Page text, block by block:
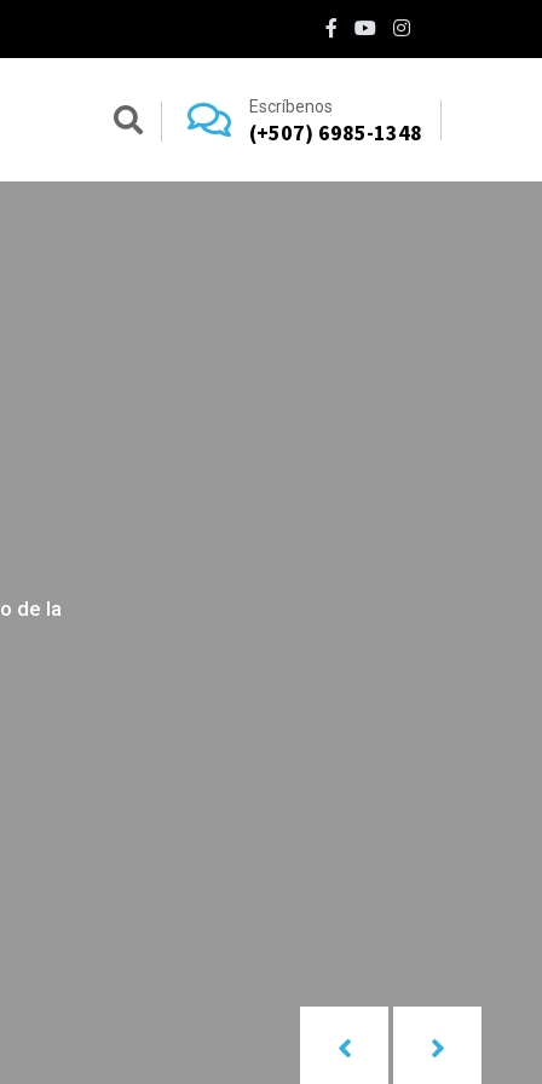
Escríbenos
(+507) 6985-1348